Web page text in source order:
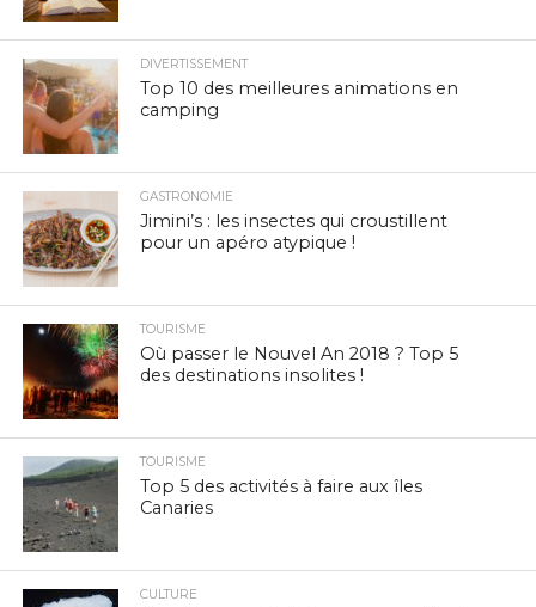
DIVERTISSEMENT
Top 10 des meilleures animations en
camping
GASTRONOMIE
Jimini’s : les insectes qui croustillent
pour un apéro atypique !
TOURISME
Où passer le Nouvel An 2018 ? Top 5
des destinations insolites !
TOURISME
Top 5 des activités à faire aux îles
Canaries
CULTURE